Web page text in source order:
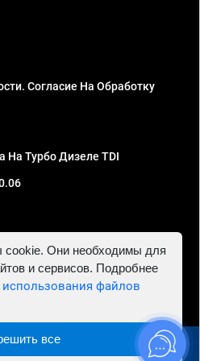
Согласие На Обработку
На Турбо Дизеле TDI
ИНН 781302555843,
в Астрахани - Автосервис
cookie. Они необходимы для
и сервисов. Подробнее
файлов
все